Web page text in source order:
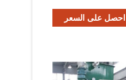
احصل على السعر